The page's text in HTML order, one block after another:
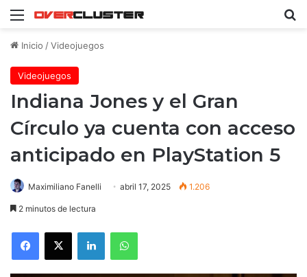
Menú
Inicio /Videojuegos
Videojuegos
Indiana Jones y el Gran
Círculo ya cuenta con acceso
anticipado en PlayStation 5
Maximiliano Fanelli abril 17, 2025 1.206
2 minutos de lectura
Facebook
X LinkedInWhatsApp